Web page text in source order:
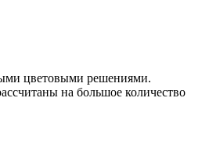
цветовыми решениями.
на большое количество